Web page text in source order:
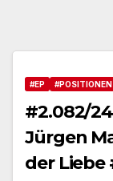
#EP #POSITIONEN
#2.082/
Jürgen
der Liebe